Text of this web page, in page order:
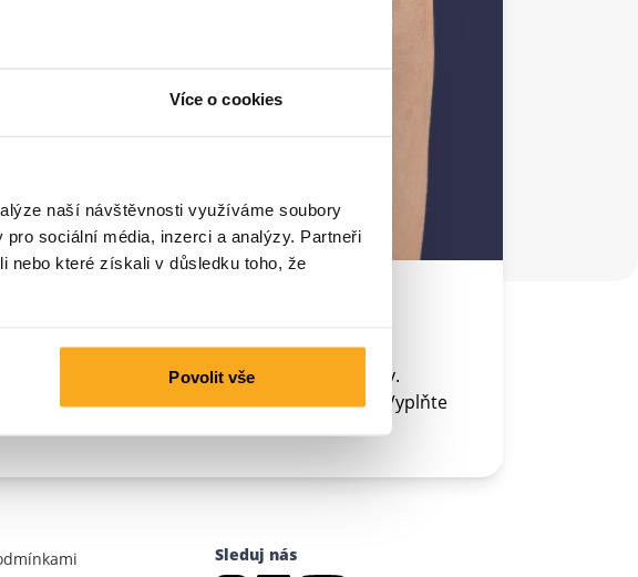
Více o cookies
naší návštěvnosti využíváme soubory
sociální média, inzerci a analýzy. Partneři
nebo které získali v důsledku toho, že
Povolit vše
tedy náš formulář pro odstoupení od smlouvy.
Máte na jednom účtu více předplatných? Vyplňte
Sleduj nás